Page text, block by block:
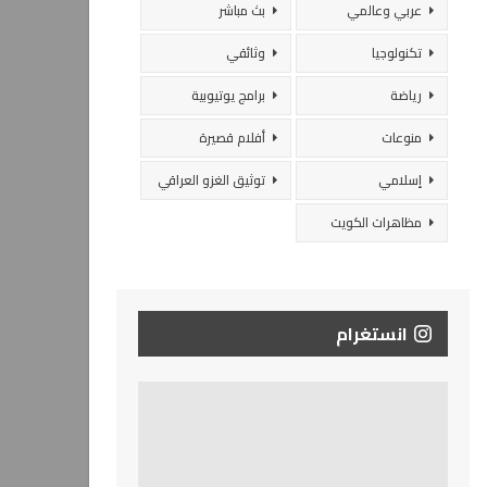
عربي وعالمي
بث مباشر
تكنولوجيا
وثائقي
رياضة
برامج يوتيوبية
منوعات
أفلام قصيرة
إسلامي
توثيق الغزو العراقي
مظاهرات الكويت
انستغرام